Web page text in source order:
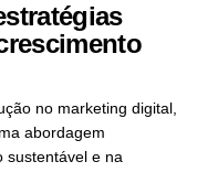
no marketing digital,
abordagem
sustentável e na